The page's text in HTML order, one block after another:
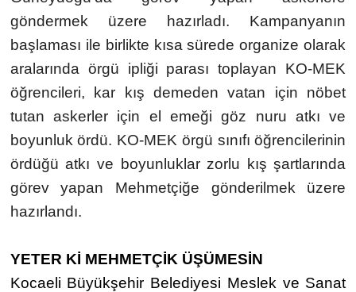
göndermek üzere hazırladı. Kampanyanın
başlaması ile birlikte kısa sürede organize olarak
aralarında örgü ipliği parası toplayan KO-MEK
öğrencileri, kar kış demeden vatan için nöbet
tutan askerler için el emeği göz nuru atkı ve
boyunluk ördü. KO-MEK örgü sınıfı öğrencilerinin
ördüğü atkı ve boyunluklar zorlu kış şartlarında
görev yapan Mehmetçiğe gönderilmek üzere
hazırlandı.
YETER Kİ MEHMETÇİK ÜŞÜMESİN
Kocaeli Büyükşehir Belediyesi Meslek ve Sanat